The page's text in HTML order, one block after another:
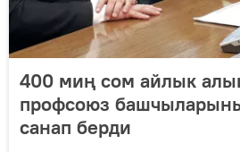
400 миң сом айлык
профсоюз
санап берди